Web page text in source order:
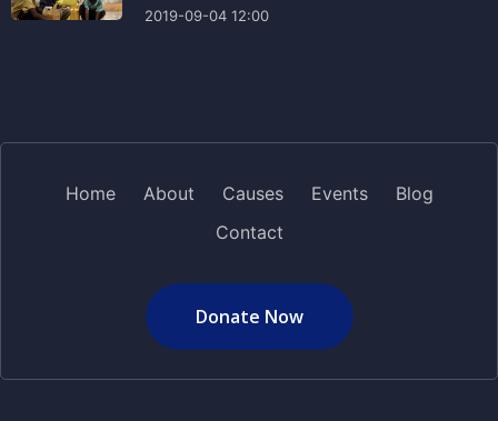
2019-09-04 12:00
Home About Causes Events
Blog
Contact
Donate Now